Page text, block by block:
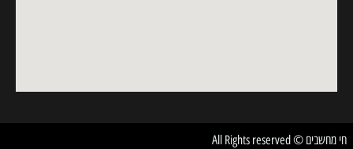
חי מחשבים © All Rights reserved